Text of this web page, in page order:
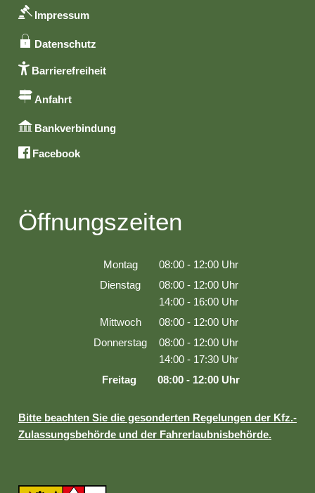
Impressum
Datenschutz
Barrierefreiheit
Anfahrt
Bankverbindung
Facebook
Öffnungszeiten
Montag 08:00 - 12:00 Uhr
Von 08:00 bis 12:00 Uhr
Dienstag 08:00 - 12:00 Uhr
Von 08:00 bis 12:00 Uhr
14:00 - 16:00 Uhr
Von 14:00 bis 16:00 Uhr
Mittwoch 08:00 - 12:00 Uhr
Von 08:00 bis 12:00 Uhr
Donnerstag 08:00 - 12:00 Uhr
Von 08:00 bis 12:00 Uhr
14:00 - 17:30 Uhr
Von 14:00 bis 17:30 Uhr
Freitag 08:00 - 12:00 Uhr
Bitte beachten Sie die gesonderten Regelungen der Kfz.-
Zulassungsbehörde und der Fahrerlaubnisbehörde.